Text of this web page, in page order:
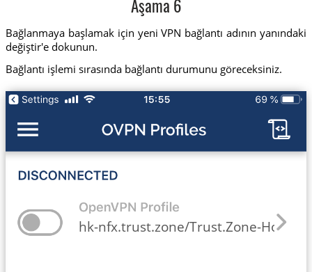
Aşama 6
Bağlanmaya başlamak için yeni VPN bağlantı adının yanındaki
değiştir'e dokunun.
Bağlantı işlemi sırasında bağlantı durumunu göreceksiniz.
hk-nfx.trust.zone/Trust.Zone-Hong-